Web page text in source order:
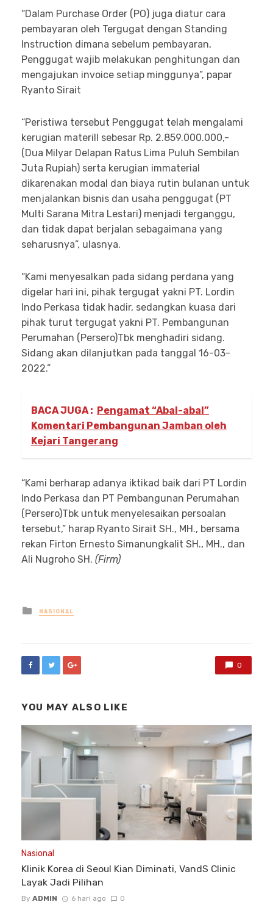
“Dalam Purchase Order (PO) juga diatur cara
pembayaran oleh Tergugat dengan Standing
Instruction dimana sebelum pembayaran,
Penggugat wajib melakukan penghitungan dan
mengajukan invoice setiap minggunya”, papar
Ryanto Sirait
“Peristiwa tersebut Penggugat telah mengalami
kerugian materill sebesar Rp. 2.859.000.000,-
(Dua Milyar Delapan Ratus Lima Puluh Sembilan
Juta Rupiah) serta kerugian immaterial
dikarenakan modal dan biaya rutin bulanan untuk
menjalankan bisnis dan usaha penggugat (PT
Multi Sarana Mitra Lestari) menjadi terganggu,
dan tidak dapat berjalan sebagaimana yang
seharusnya”, ulasnya.
“Kami menyesalkan pada sidang perdana yang
digelar hari ini, pihak tergugat yakni PT. Lordin
Indo Perkasa tidak hadir, sedangkan kuasa dari
pihak turut tergugat yakni PT. Pembangunan
Perumahan (Persero)Tbk menghadiri sidang.
Sidang akan dilanjutkan pada tanggal 16-03-
2022.”
BACA JUGA : Pengamat “Abal-abal”
Komentari Pembangunan Jamban oleh
Kejari Tangerang
“Kami berharap adanya iktikad baik dari PT Lordin
Indo Perkasa dan PT Pembangunan Perumahan
(Persero)Tbk untuk menyelesaikan persoalan
tersebut,” harap Ryanto Sirait SH., MH., bersama
rekan Firton Ernesto Simanungkalit SH., MH., dan
Ali Nugroho SH. (Firm)
Posted
in
NASIONAL
0
YOU MAY ALSO LIKE
Nasional
Klinik Korea di Seoul Kian Diminati, VandS Clinic
Layak Jadi Pilihan
By ADMIN 6 hari ago 0